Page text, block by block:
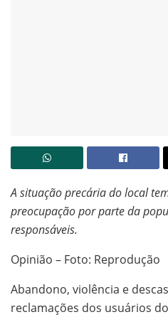
A situação precária do local
preocupação por parte da
responsáveis.
Opinião – Foto: Reprodução
Abandono, violência e
reclamações dos usuários